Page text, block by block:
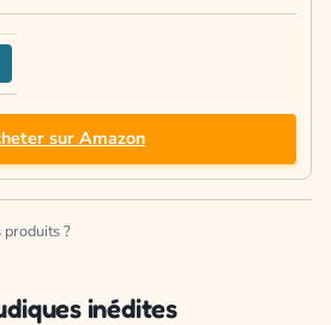
sur Amazon
produits ?
inédites